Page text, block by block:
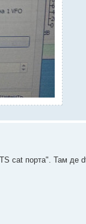
cat порта". Там де